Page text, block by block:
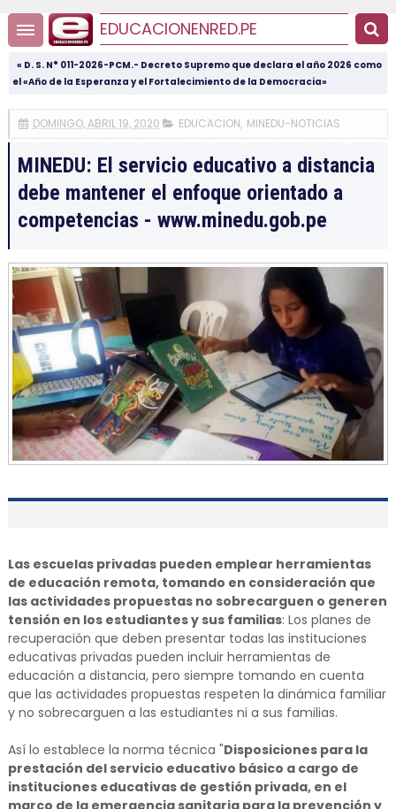
EDUCACIONENRED.PE
« D. S. N° 011-2026-PCM.- Decreto Supremo que declara el año 2026 como
el «Año de la Esperanza y el Fortalecimiento de la Democracia»
DOMINGO, ABRIL 19, 2020 EDUCACION, MINEDU-NOTICIAS
MINEDU: El servicio educativo a distancia
debe mantener el enfoque orientado a
competencias - www.minedu.gob.pe
Las escuelas privadas pueden emplear herramientas
de educación remota, tomando en consideración que
las actividades propuestas no sobrecarguen o generen
tensión en los estudiantes y sus familias: Los planes de
recuperación que deben presentar todas las instituciones
educativas privadas pueden incluir herramientas de
educación a distancia, pero siempre tomando en cuenta
que las actividades propuestas respeten la dinámica familiar
y no sobrecarguen a las estudiantes ni a sus familias.
Así lo establece la norma técnica "Disposiciones para la
prestación del servicio educativo básico a cargo de
instituciones educativas de gestión privada, en el